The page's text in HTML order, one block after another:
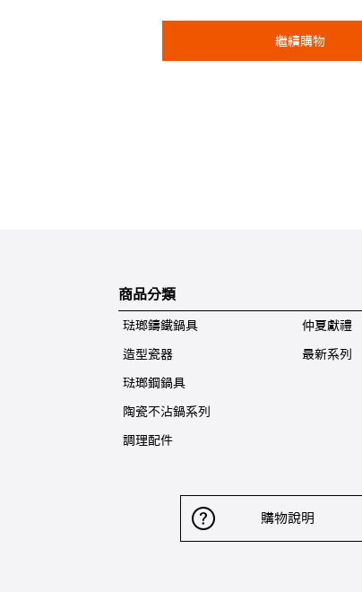
繼續購物
商品分類
琺瑯鑄鐵鍋具
造型瓷器
琺瑯鋼鍋具
陶瓷不沾鍋系列
調理配件
仲夏獻禮
最新系列
購物說明